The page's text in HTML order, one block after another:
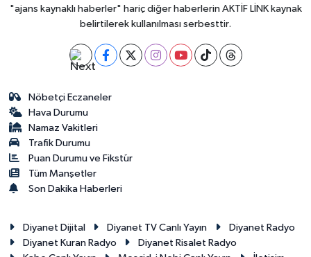
"ajans kaynaklı haberler" hariç diğer haberlerin AKTİF LİNK kaynak
belirtilerek kullanılması serbesttir.
Nöbetçi Eczaneler
Hava Durumu
Namaz Vakitleri
Trafik Durumu
Puan Durumu ve Fikstür
Tüm Manşetler
Son Dakika Haberleri
Diyanet Dijital Diyanet TV Canlı Yayın
Diyanet Radyo
Diyanet Kuran Radyo
Diyanet Risalet Radyo